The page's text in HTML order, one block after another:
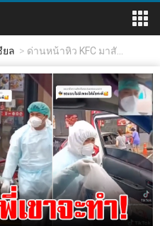
ยล ด่านหน้าหิว KFC มาสั...